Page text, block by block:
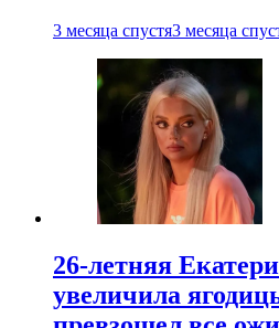
3 месяца спустя3 месяца
26-летняя
увеличила